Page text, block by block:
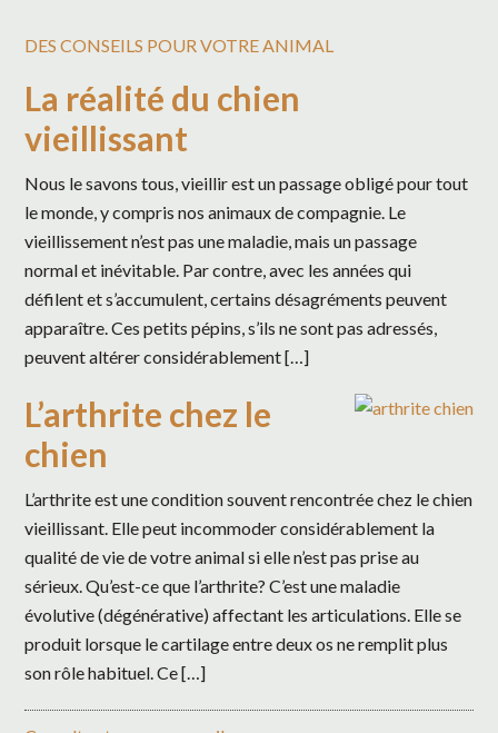
DES CONSEILS POUR VOTRE ANIMAL
La réalité du chien
vieillissant
Nous le savons tous, vieillir est un passage obligé pour tout
le monde, y compris nos animaux de compagnie. Le
vieillissement n’est pas une maladie, mais un passage
normal et inévitable. Par contre, avec les années qui
défilent et s’accumulent, certains désagréments peuvent
apparaître. Ces petits pépins, s’ils ne sont pas adressés,
peuvent altérer considérablement […]
L’arthrite chez le
chien
L’arthrite est une condition souvent rencontrée chez le chien
vieillissant. Elle peut incommoder considérablement la
qualité de vie de votre animal si elle n’est pas prise au
sérieux. Qu’est-ce que l’arthrite? C’est une maladie
évolutive (dégénérative) affectant les articulations. Elle se
produit lorsque le cartilage entre deux os ne remplit plus
son rôle habituel. Ce […]